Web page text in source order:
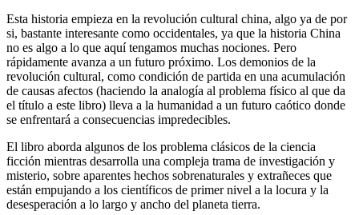
Esta historia empieza en la revolución cultural china, algo ya de por
si, bastante interesante como occidentales, ya que la historia China
no es algo a lo que aquí tengamos muchas nociones. Pero
rápidamente avanza a un futuro próximo. Los demonios de la
revolución cultural, como condición de partida en una acumulación
de causas afectos (haciendo la analogía al problema físico al que da
el título a este libro) lleva a la humanidad a un futuro caótico donde
se enfrentará a consecuencias impredecibles.
El libro aborda algunos de los problema clásicos de la ciencia
ficción mientras desarrolla una compleja trama de investigación y
misterio, sobre aparentes hechos sobrenaturales y extrañeces que
están empujando a los científicos de primer nivel a la locura y la
desesperación a lo largo y ancho del planeta tierra.